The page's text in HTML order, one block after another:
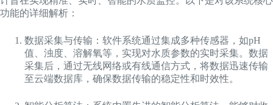
功能的详细解析：
数据采集与传输：软件系统通过集成多种传感器，如pH
值、浊度、溶解氧等，实现对水质参数的实时采集。数据
采集后，通过无线网络或有线通信方式，将数据迅速传输
至云端数据库，确保数据传输的稳定性和时效性。